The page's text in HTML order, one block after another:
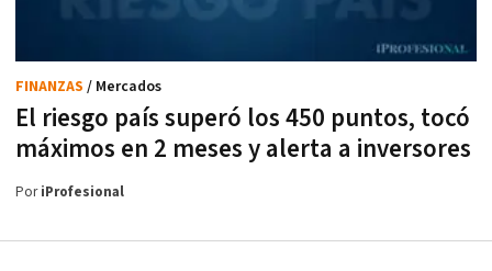
El riesgo país superó los 450 puntos, tocó
máximos en 2 meses y alerta a inversores
FINANZAS / Mercados
PoriProfesional